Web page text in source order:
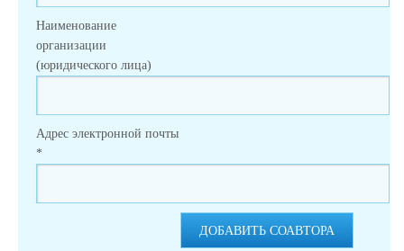
Наименование
организации
(юридического лица)
Адрес электронной почты
*
ДОБАВИТЬ СОАВТОРА